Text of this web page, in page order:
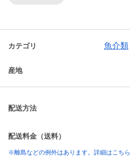
カテゴリ 魚介類
産地
配送方法
配送料金（送料）
※離島などの例外はあります。詳細はこちら